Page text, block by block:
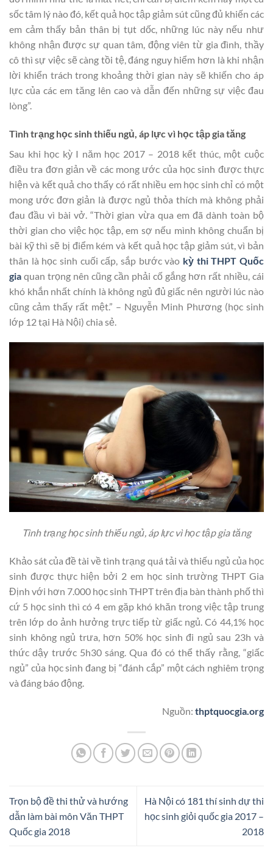
sốc tâm lý nào đó, kết quả học tập giảm sút cũng đủ khiến các
em cảm thấy bản thân bị tụt dốc, những lúc này nếu như
không nhận được sự quan tâm, động viên từ gia đình, thầy
cô thì sự việc sẽ càng tồi tệ, đáng nguy hiểm hơn là khi nhận
lời khiển trách trong khoảng thời gian này sẽ khiến cho áp
lực của các em tăng lên cao và dẫn đến những sự việc đau
lòng”.
Tình trạng học sinh thiếu ngủ, áp lực vì học tập gia tăng
Sau khi học kỳ I năm học 2017 – 2018 kết thúc, một cuộc
điều tra đơn giản về các mong ước của học sinh được thực
hiện và kết quả cho thấy có rất nhiều em học sinh chỉ có một
mong ước đơn giản là được ngủ thỏa thích mà không phải
đau đầu vì bài vở. “Thời gian vừa qua em đã dành toàn bộ
thời gian cho việc học tập, em sợ nếu mình không chuẩn bị
bài kỹ thì sẽ bị điểm kém và kết quả học tập giảm sút, vì bản
thân là học sinh cuối cấp, sắp bước vào kỳ thi THPT Quốc
gia quan trọng nên cũng cần phải cố gắng hơn rất nhiều, cái
khó khắn nhất chính là không ngủ đủ giấc nên người lúc nào
cũng cảm thấy rất mệt.” – Nguyễn Minh Phương (học sinh
lớp 12 tại Hà Nội) chia sẻ.
Tình trạng học sinh thiếu ngủ, áp lực vì học tập gia tăng
Khảo sát của đề tài về tình trạng quá tải và thiếu ngủ của học
sinh được thực hiện bởi 2 em học sinh trường THPT Gia
Định với hơn 7.000 học sinh THPT trên địa bàn thành phố thì
cứ 5 học sinh thì có 4 em gặp khó khăn trong việc tập trung
trên lớp do ảnh hưởng trực tiếp từ giấc ngủ. Có 44,1% học
sinh không ngủ trưa, hơn 50% học sinh đi ngủ sau 23h và
thức dậy trước 5h30 sáng. Qua đó có thể thấy rằng, “giấc
ngủ” của học sinh đang bị “đánh cắp” một cách nghiêm trọng
và đáng báo động.
Nguồn: thptquocgia.org
Trọn bộ đề thi thử và hướng
dẫn làm bài môn Văn THPT
Quốc gia 2018
Hà Nội có 181 thí sinh dự thi
học sinh giỏi quốc gia 2017 –
2018